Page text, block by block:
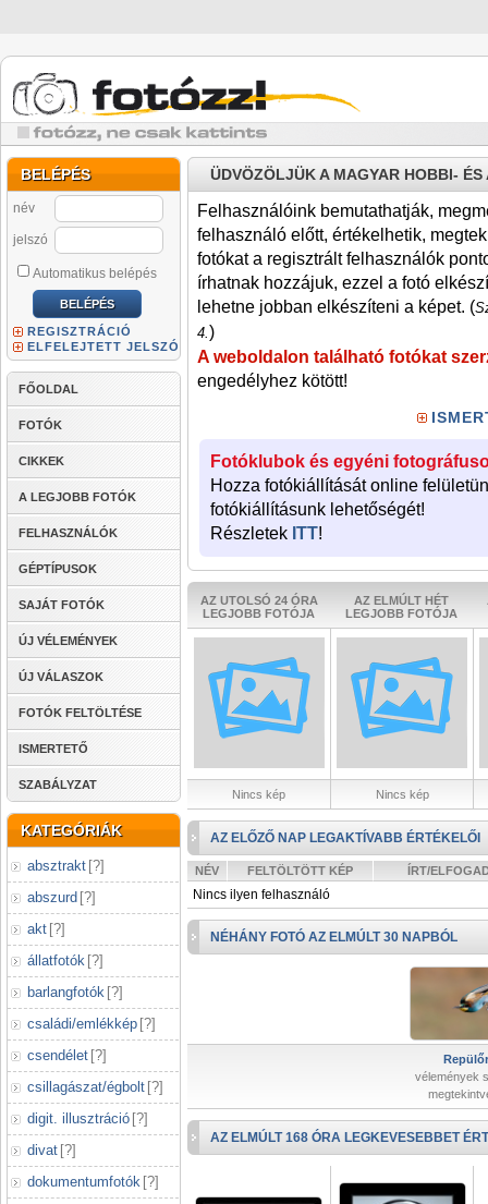
BELÉPÉS
név
jelszó
Automatikus belépés
REGISZTRÁCIÓ
ELFELEJTETT JELSZÓ
FŐOLDAL
FOTÓK
CIKKEK
A LEGJOBB FOTÓK
FELHASZNÁLÓK
GÉPTÍPUSOK
SAJÁT FOTÓK
ÚJ VÉLEMÉNYEK
ÚJ VÁLASZOK
FOTÓK FELTÖLTÉSE
ISMERTETŐ
SZABÁLYZAT
KATEGÓRIÁK
absztrakt [?]
abszurd [?]
akt [?]
állatfotók [?]
barlangfotók [?]
családi/emlékkép [?]
csendélet [?]
csillagászat/égbolt [?]
digit. illusztráció [?]
divat [?]
dokumentumfotók [?]
ÜDVÖZÖLJÜK A MAGYAR HOBBI-
Felhasználóink bemutathatják,
felhasználó előtt, értékelhetik,
fotókat a regisztrált felhasználók
írhatnak hozzájuk, ezzel a fotó
lehetne jobban elkészíteni a képet. (
4.)
A weboldalon található fotókat
engedélyhez kötött!
Fotóklubok és egyéni
Hozza fotókiállítását online
fotókiállításunk lehetőségét!
Részletek ITT!
AZ UTOLSÓ 24 ÓRA
LEGJOBB FOTÓJA
AZ ELMÚLT HÉT
LEGJOBB FOTÓJA
Nincs kép Nincs kép
AZ ELŐZŐ NAP LEGAKTÍVABB ÉRTÉKELŐI
NÉV FELTÖLTÖTT KÉP ÍRT/
Nincs ilyen felhasználó
NÉHÁNY FOTÓ AZ ELMÚLT 30 NAPBÓL
vélemények
AZ ELMÚLT 168 ÓRA LEGKEVESEBBET